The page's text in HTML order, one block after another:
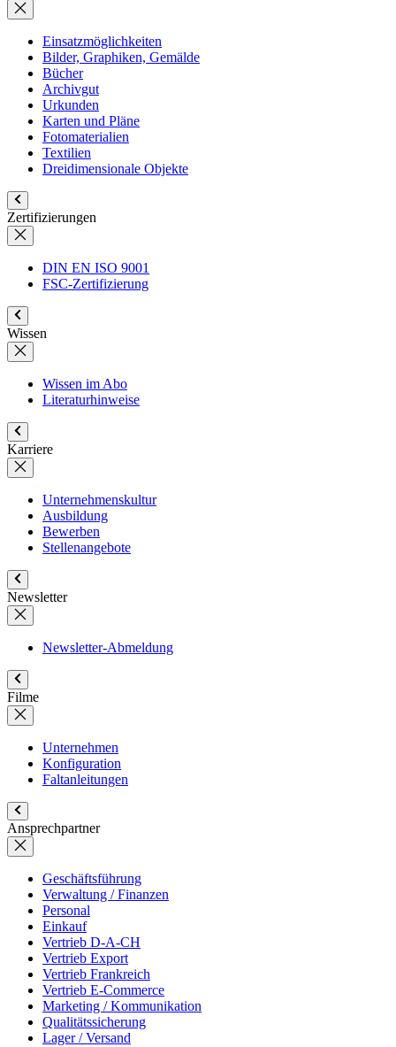
Einsatzmöglichkeiten
Bilder, Graphiken, Gemälde
Bücher
Archivgut
Urkunden
Karten und Pläne
Fotomaterialien
Textilien
Dreidimensionale Objekte
Zertifizierungen
DIN EN ISO 9001
FSC-Zertifizierung
Wissen
Wissen im Abo
Literaturhinweise
Karriere
Unternehmenskultur
Ausbildung
Bewerben
Stellenangebote
Newsletter
Newsletter-Abmeldung
Filme
Unternehmen
Konfiguration
Faltanleitungen
Ansprechpartner
Geschäftsführung
Verwaltung / Finanzen
Personal
Einkauf
Vertrieb D-A-CH
Vertrieb Export
Vertrieb Frankreich
Vertrieb E-Commerce
Marketing / Kommunikation
Qualitätssicherung
Lager / Versand